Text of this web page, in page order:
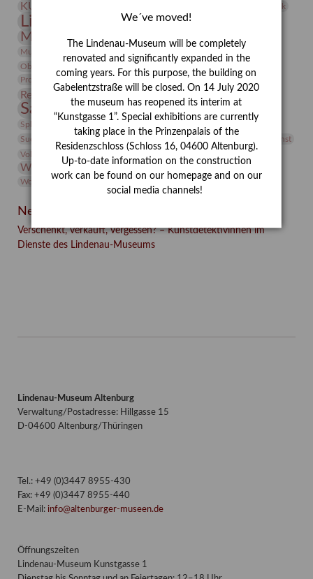
KUNSTWAND Lehmbruck
Lindenau-Museum Marstall
Museumsgeschichte Museumsnacht
Museumspädagogik Natur
Neue Remise
Objekt im Fokus
Peter Schnürpel Phelloplastik
Provenienz
Provenienzforschung
Restaurierung Ruth Wolf-Rehfeld
Sammlung Samstagszeichner
Sphinx
studio Studio Bildende Kunst
studioDIGITAL
Suermondt-Ludwig-Museum
Vermittlung
Videokunst
Volontariat
Weihnachten
Werkbetrachtung Wissenschaft
Wolf und Hund
Zirkuswoche
Neueste Beiträge
Verschenkt, verkauft, vergessen? – Kunstdetektivinnen im
Dienste des Lindenau-Museums
Lindenau-Museum Altenburg
Verwaltung/Postadresse: Hillgasse 15
D-04600 Altenburg/Thüringen
Tel.: +49 (0)3447 8955-430
Fax: +49 (0)3447 8955-440
E-Mail: info@altenburger-museen.de
Öffnungszeiten
Lindenau-Museum Kunstgasse 1
We´ve moved!
The Lindenau-Museum will be completely
renovated and significantly expanded in the
coming years. For this purpose, the building on
Gabelentzstraße will be closed. On 14 July 2020
the museum has reopened its interim at
“Kunstgasse 1”. Special exhibitions are currently
taking place in the Prinzenpalais of the
Residenzschloss (Schloss 16, 04600 Altenburg).
Up-to-date information on the construction
work can be found on our homepage and on our
social media channels!